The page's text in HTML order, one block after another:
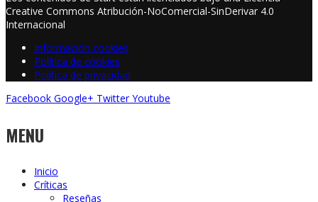
Creative Commons Atribución-NoComercial-SinDerivar 4.0
Internacional
Información cookies
Política de cookies
Política de privacidad
Facebook Google+ Twitter Youtube
MENU
Inicio
Críticas
Reseñas